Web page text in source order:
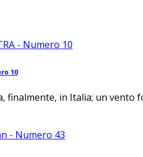
10
finalmente, in Italia; un vento